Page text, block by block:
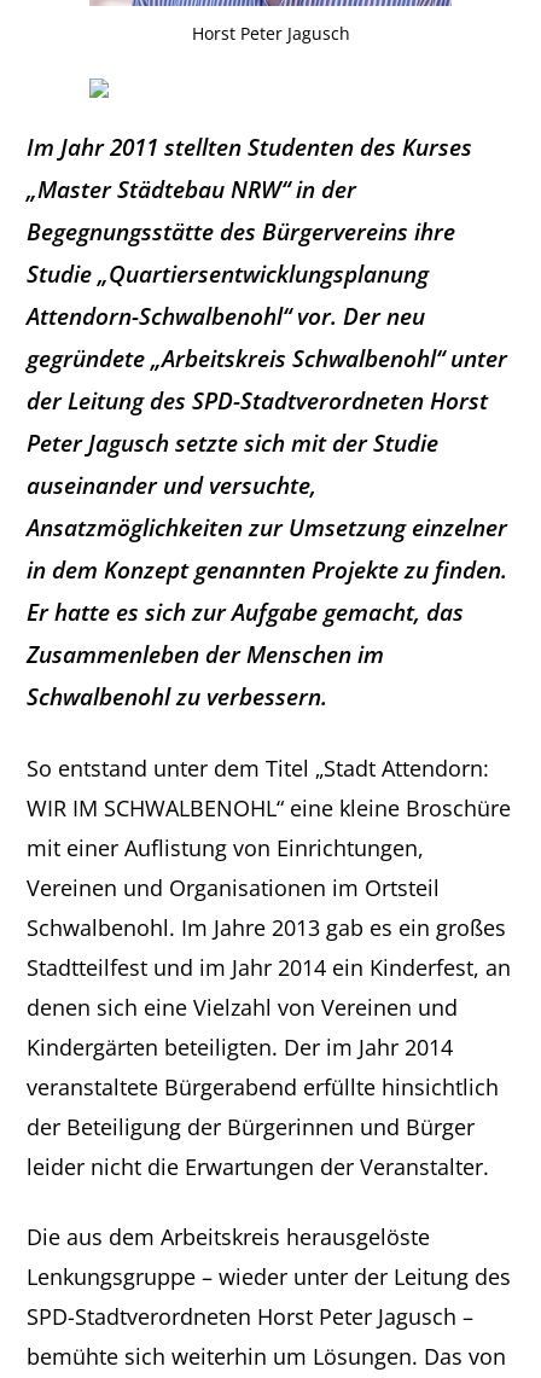
Horst Peter Jagusch
Im Jahr 2011 stellten Studenten des Kurses
„Master Städtebau NRW“ in der
Begegnungsstätte des Bürgervereins ihre
Studie „Quartiersentwicklungsplanung
Attendorn-Schwalbenohl“ vor. Der neu
gegründete „Arbeitskreis Schwalbenohl“ unter
der Leitung des SPD-Stadtverordneten Horst
Peter Jagusch setzte sich mit der Studie
auseinander und versuchte,
Ansatzmöglichkeiten zur Umsetzung einzelner
in dem Konzept genannten Projekte zu finden.
Er hatte es sich zur Aufgabe gemacht, das
Zusammenleben der Menschen im
Schwalbenohl zu verbessern.
So entstand unter dem Titel „Stadt Attendorn:
WIR IM SCHWALBENOHL“ eine kleine Broschüre
mit einer Auflistung von Einrichtungen,
Vereinen und Organisationen im Ortsteil
Schwalbenohl. Im Jahre 2013 gab es ein großes
Stadtteilfest und im Jahr 2014 ein Kinderfest, an
denen sich eine Vielzahl von Vereinen und
Kindergärten beteiligten. Der im Jahr 2014
veranstaltete Bürgerabend erfüllte hinsichtlich
der Beteiligung der Bürgerinnen und Bürger
leider nicht die Erwartungen der Veranstalter.
Die aus dem Arbeitskreis herausgelöste
Lenkungsgruppe – wieder unter der Leitung des
SPD-Stadtverordneten Horst Peter Jagusch –
bemühte sich weiterhin um Lösungen. Das von